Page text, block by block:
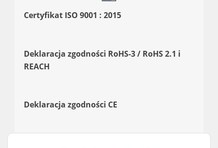
Certyfikat ISO 9001 : 2015
Deklaracja zgodności RoHS-3 / RoHS 2.1 i
REACH
Deklaracja zgodności CE